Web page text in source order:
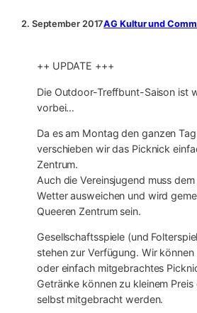
2. September 2017AG Kultur und
++ UPDATE +++
Die Outdoor-Treffbunt-Saison ist
vorbei…
Da es am Montag den ganzen
verschieben wir das Picknick
Zentrum.
Auch die Vereinsjugend muss
Wetter ausweichen und wird
Queeren Zentrum sein.
Gesellschaftsspiele (und
stehen zur Verfügung. Wir
oder einfach mitgebrachtes
Getränke können zu kleinem
selbst mitgebracht werden.